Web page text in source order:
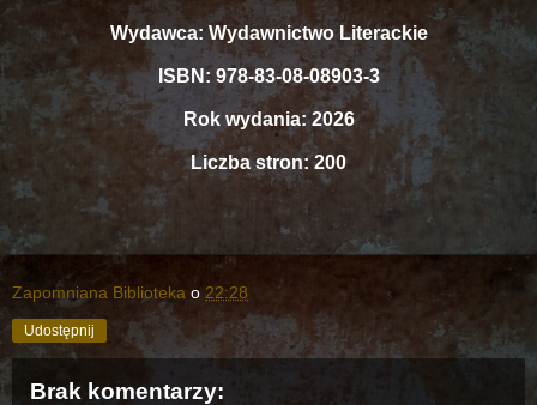
Wydawca: Wydawnictwo Literackie
ISBN: 978-83-08-08903-3
Rok wydania: 2026
Liczba stron: 200
Zapomniana Biblioteka o 22:28
Udostępnij
Brak komentarzy: